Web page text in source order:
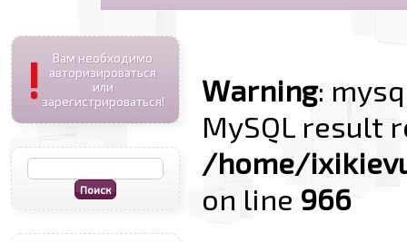
!
Вам необходимо
авторизироваться
или
зарегистрироваться!
Warning:
MySQL result
/home/
on line 966